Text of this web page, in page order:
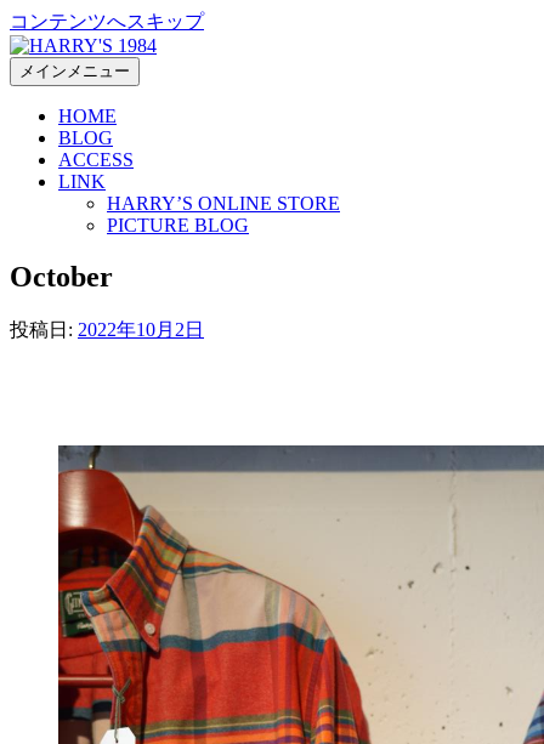
コンテンツへスキップ
メインメニュー
HOME
BLOG
ACCESS
LINK
HARRY’S ONLINE STORE
PICTURE BLOG
October
投稿日: 2022年10月2日